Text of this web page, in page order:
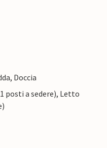
Doccia
posti a sedere), Letto